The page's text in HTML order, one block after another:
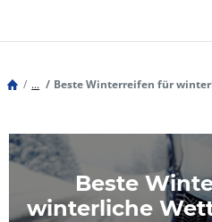
... Beste Winterreifen für
Beste
winterliche